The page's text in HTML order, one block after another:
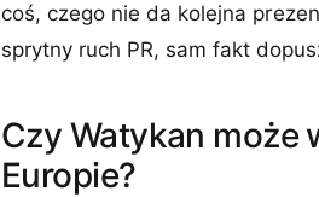
coś, czego nie da kolejna
sprytny ruch PR, sam fakt
Czy Watykan może
Europie?